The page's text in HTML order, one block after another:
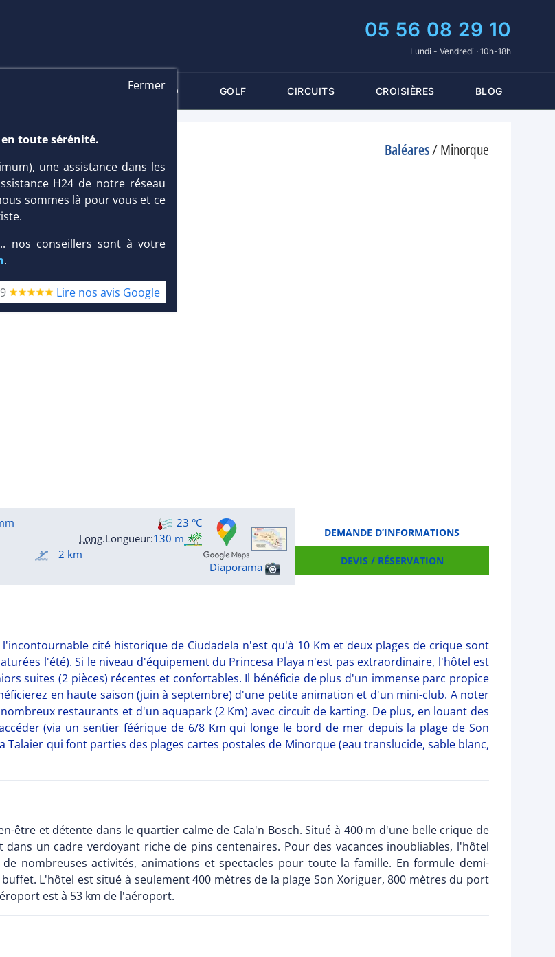
05 56 08 29 10
Lundi - Vendredi · 10h-18h
THALASSO GOLF CIRCUITS CROISIÈRES BLOG
Baléares/Minorque
DEMANDE D’INFORMATIONS
DEVIS / RÉSERVATION
23 °C
Long.Longueur:130 m
2 km
Diaporama
cité historique de Ciudadela n'est qu'à 10 Km et deux plages de crique sont
l'été). Si le niveau d'équipement du Princesa Playa n'est pas extraordinaire, l'hôtel est
suites (2 pièces) récentes et confortables. Il bénéficie de plus d'un immense parc propice
en haute saison (juin à septembre) d'une petite animation et d'un mini-club. A noter
restaurants et d'un aquapark (2 Km) avec circuit de karting. De plus, en louant des
(via un sentier féérique de 6/8 Km qui longe le bord de mer depuis la plage de Son
Talaier qui font parties des plages cartes postales de Minorque (eau translucide, sable blanc,
être et détente dans le quartier calme de Cala'n Bosch. Situé à 400 m d'une belle crique de
un cadre verdoyant riche de pins centenaires. Pour des vacances inoubliables, l'hôtel
nombreuses activités, animations et spectacles pour toute la famille. En formule demi-
L'hôtel est situé à seulement 400 mètres de la plage Son Xoriguer, 800 mètres du port
est à 53 km de l'aéroport.
Fermer
toute sérénité.
une assistance dans les
H24 de notre réseau
sommes là pour vous et ce
nos conseillers sont à votre
.
Lire nos avis Google